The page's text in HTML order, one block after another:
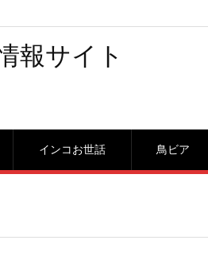
報サイト
インコお世話 鳥ビア